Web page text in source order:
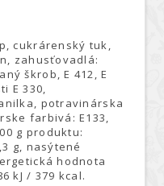
cukrárenský tuk,
zahusťovadlá:
škrob, E 412, E
E 330,
potravinárska
farbivá: E133,
g produktu:
g, nasýtené
hodnota
kJ / 379 kcal.